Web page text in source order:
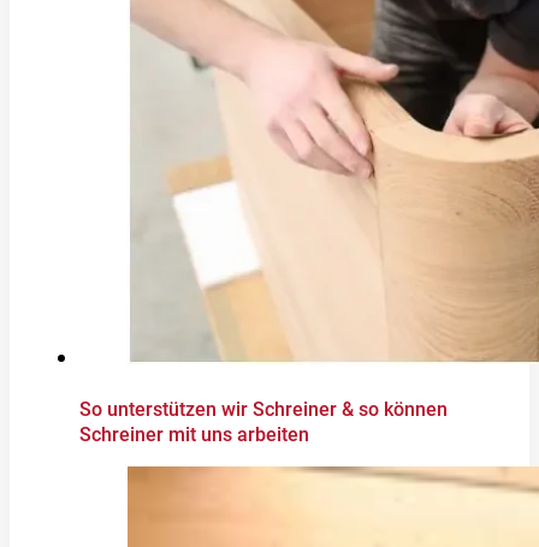
So unterstützen wir Schreiner & so können
Schreiner mit uns arbeiten